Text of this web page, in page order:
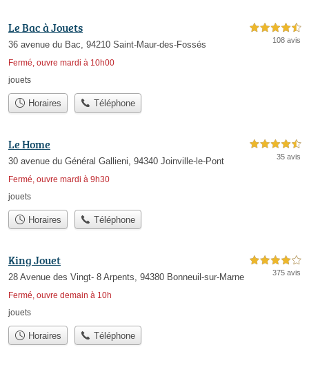
Le Bac à Jouets
36 avenue du Bac, 94210 Saint-Maur-des-Fossés
Fermé, ouvre mardi à 10h00
4,5 étoiles sur 5
108 avis
jouets
Horaires Téléphone
Le Home
30 avenue du Général Gallieni, 94340 Joinville-le-Pont
Fermé, ouvre mardi à 9h30
4,5 étoiles sur 5
35 avis
jouets
Horaires Téléphone
King Jouet
28 Avenue des Vingt- 8 Arpents, 94380 Bonneuil-sur-Marne
Fermé, ouvre demain à 10h
4,0 étoiles sur 5
375 avis
jouets
Horaires Téléphone